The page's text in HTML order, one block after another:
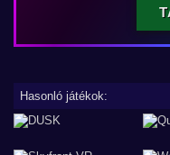
Hasonló játékok: